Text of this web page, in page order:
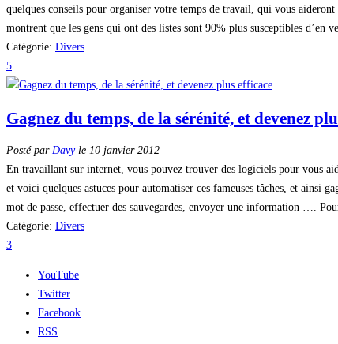
quelques conseils pour organiser votre temps de travail, qui vous
montrent que les gens qui ont des listes sont 90% plus susceptibles
Catégorie: Divers
5
Gagnez du temps, de la sérénité, et devenez
Posté par Davyle 10 janvier 2012
En travaillant sur internet, vous pouvez trouver des logiciels pour vous
et voici quelques astuces pour automatiser ces fameuses tâches, et
mot de passe, effectuer des sauvegardes, envoyer une information ….
Catégorie: Divers
3
YouTube
Twitter
Facebook
RSS